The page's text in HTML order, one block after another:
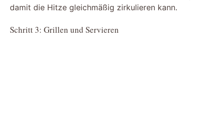
damit die Hitze gleichmäßig zirkulieren kann.
Schritt 3: Grillen und Servieren